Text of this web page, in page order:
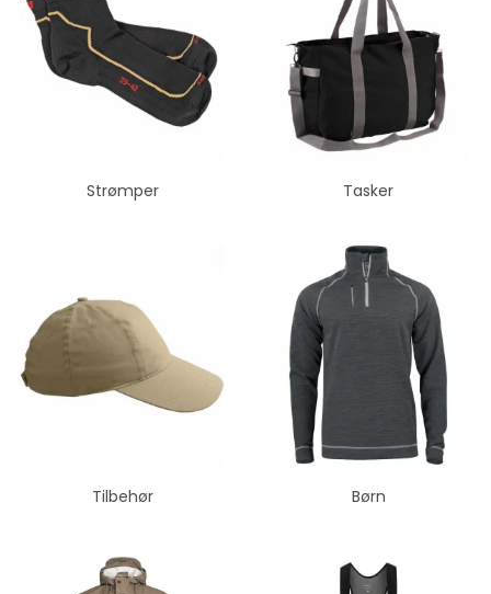
Strømper Tasker
Tilbehør Børn